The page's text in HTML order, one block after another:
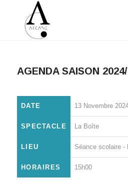
AGENDA SAISON
DATE
SPECTACLE
LIEU
HORAIRES
13 Novembre
La Boîte
Séance scolaire -
15h00